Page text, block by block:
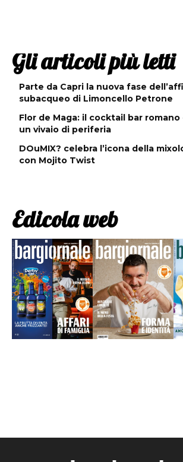
Gli articoli più letti
Parte da Capri la nuova fase
subacqueo di Limoncello Petrone
Flor de Maga: il cocktail bar romano
un vivaio di periferia
DOuMIX? celebra l’icona della
con Mojito Twist
Edicola web